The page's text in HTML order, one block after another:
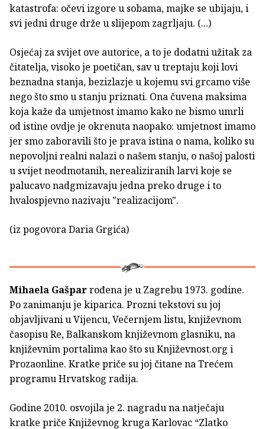
katastrofa: očevi izgore u sobama, majke se ubijaju, i
svi jedni druge drže u slijepom zagrljaju. (...)
Osjećaj za svijet ove autorice, a to je dodatni užitak za
čitatelja, visoko je poetičan, sav u treptaju koji lovi
beznadna stanja, bezizlazje u kojemu svi grcamo više
nego što smo u stanju priznati. Ona čuvena maksima
koja kaže da umjetnost imamo kako ne bismo umrli
od istine ovdje je okrenuta naopako: umjetnost imamo
jer smo zaboravili što je prava istina o nama, koliko su
nepovoljni realni nalazi o našem stanju, o našoj palosti
u svijet neodmotanih, nerealiziranih larvi koje se
palucavo nadgmizavaju jedna preko druge i to
hvalospjevno nazivaju "realizacijom".
(iz pogovora Daria Grgića)
Mihaela Gašparrođena je u Zagrebu 1973. godine.
Po zanimanju je kiparica. Prozni tekstovi su joj
objavljivani u Vijencu, Večernjem listu, književnom
časopisu Re, Balkanskom književnom glasniku, na
književnim portalima kao što su Književnost.org i
Prozaonline. Kratke priče su joj čitane na Trećem
programu Hrvatskog radija.
Godine 2010. osvojila je 2. nagradu na natječaju
kratke priče Književnog kruga Karlovac “Zlatko